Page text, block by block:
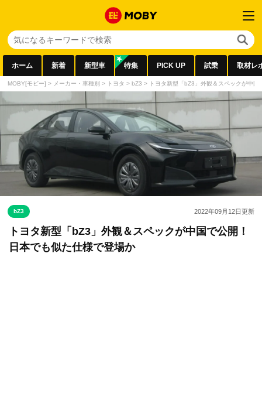
ホーム 新着 新型車 特集 PICK UP 試乗 取材レ
MOBY[モビー] > メーカー・車種別 > トヨタ > bZ3 > トヨタ新型「bZ3」外観＆スペックが中
bZ3 2022年09月12日更新
トヨタ新型「bZ3」外観＆スペックが中国で公開！
日本でも似た仕様で登場か